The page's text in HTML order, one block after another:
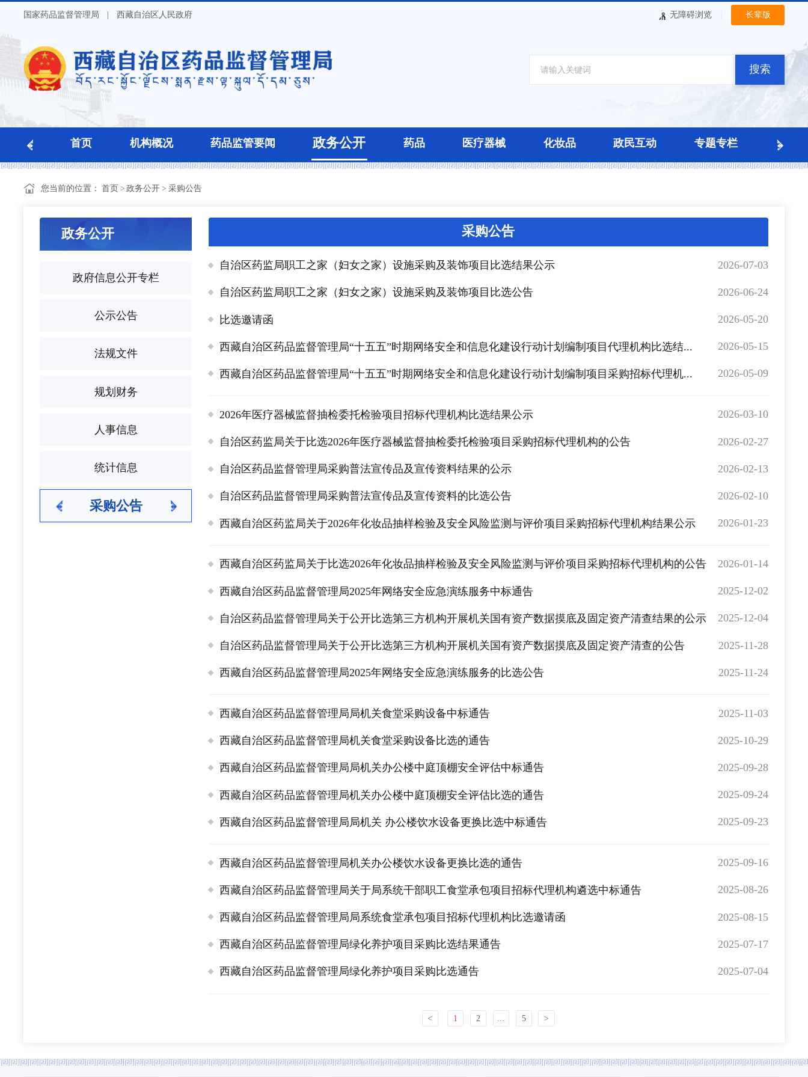
国家药品监督管理局 | 西藏自治区人民政府 无障碍浏览 长辈版
搜索
首页 机构概况 药品监管要闻 政务公开 药品 医疗器械 化妆品 政民互动 专题专栏
您当前的位置： 首页 > 政务公开> 采购公告
政务公开
政府信息公开专栏
公示公告
法规文件
规划财务
人事信息
统计信息
采购公告
采购公告
自治区药监局职工之家（妇女之家）设施采购及装饰项目比选结果公示 2026-07-03
自治区药监局职工之家（妇女之家）设施采购及装饰项目比选公告 2026-06-24
比选邀请函 2026-05-20
西藏自治区药品监督管理局“十五五”时期网络安全和信息化建设行动计划编制项目代理机构比选结... 2026-05-15
西藏自治区药品监督管理局“十五五”时期网络安全和信息化建设行动计划编制项目采购招标代理机... 2026-05-09
2026年医疗器械监督抽检委托检验项目招标代理机构比选结果公示 2026-03-10
自治区药监局关于比选2026年医疗器械监督抽检委托检验项目采购招标代理机构的公告 2026-02-27
自治区药品监督管理局采购普法宣传品及宣传资料结果的公示 2026-02-13
自治区药品监督管理局采购普法宣传品及宣传资料的比选公告 2026-02-10
西藏自治区药监局关于2026年化妆品抽样检验及安全风险监测与评价项目采购招标代理机构结果公示 2026-01-23
西藏自治区药监局关于比选2026年化妆品抽样检验及安全风险监测与评价项目采购招标代理机构的公告 2026-01-14
西藏自治区药品监督管理局2025年网络安全应急演练服务中标通告 2025-12-02
自治区药品监督管理局关于公开比选第三方机构开展机关国有资产数据摸底及固定资产清查结果的公示 2025-12-04
自治区药品监督管理局关于公开比选第三方机构开展机关国有资产数据摸底及固定资产清查的公告 2025-11-28
西藏自治区药品监督管理局2025年网络安全应急演练服务的比选公告 2025-11-24
西藏自治区药品监督管理局局机关食堂采购设备中标通告 2025-11-03
西藏自治区药品监督管理局机关食堂采购设备比选的通告 2025-10-29
西藏自治区药品监督管理局局机关办公楼中庭顶棚安全评估中标通告 2025-09-28
西藏自治区药品监督管理局机关办公楼中庭顶棚安全评估比选的通告 2025-09-24
西藏自治区药品监督管理局局机关 办公楼饮水设备更换比选中标通告 2025-09-23
西藏自治区药品监督管理局机关办公楼饮水设备更换比选的通告 2025-09-16
西藏自治区药品监督管理局关于局系统干部职工食堂承包项目招标代理机构遴选中标通告 2025-08-26
西藏自治区药品监督管理局局系统食堂承包项目招标代理机构比选邀请函 2025-08-15
西藏自治区药品监督管理局绿化养护项目采购比选结果通告 2025-07-17
西藏自治区药品监督管理局绿化养护项目采购比选通告 2025-07-04
< 1 2 5 >